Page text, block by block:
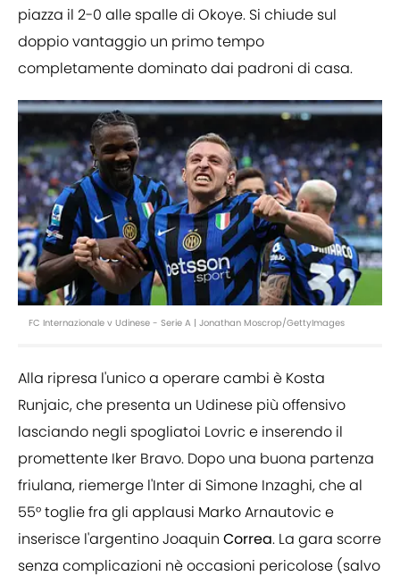
piazza il 2-0 alle spalle di Okoye. Si chiude sul
doppio vantaggio un primo tempo
completamente dominato dai padroni di casa.
FC Internazionale v Udinese - Serie A | Jonathan Moscrop/GettyImages
Alla ripresa l'unico a operare cambi è Kosta
Runjaic, che presenta un Udinese più offensivo
lasciando negli spogliatoi Lovric e inserendo il
promettente Iker Bravo. Dopo una buona partenza
friulana, riemerge l'Inter di Simone Inzaghi, che al
55° toglie fra gli applausi Marko Arnautovic e
inserisce l'argentino Joaquin Correa. La gara scorre
senza complicazioni nè occasioni pericolose (salvo